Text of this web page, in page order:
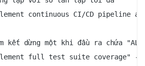
continuous CI/CD pipeline
kết dừng một khi đầu ra chứa "ALL